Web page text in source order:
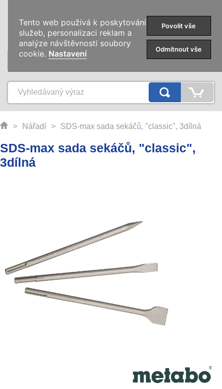
KATEGORIE
> Nářadí > SDS-max sada sekáčů, "classic", 3dílná
SDS-max sada sekáčů, "classic",
3dílná
Tento web používá k poskytování
služeb, personalizaci reklam a
analýze návštěvnosti soubory
cookie. Nastavení
Povolit vše
Odmítnout vše